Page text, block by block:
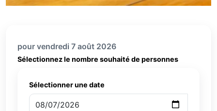
pour vendredi 7 août 2026
Sélectionnez le nombre souhaité de personnes
Sélectionner une date